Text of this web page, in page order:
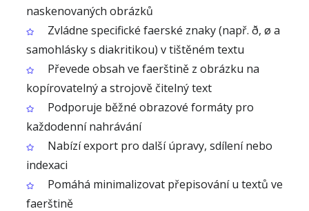
naskenovaných obrázků
Zvládne specifické faerské znaky (např. ð, ø a
samohlásky s diakritikou) v tištěném textu
Převede obsah ve faerštině z obrázku na
kopírovatelný a strojově čitelný text
Podporuje běžné obrazové formáty pro
každodenní nahrávání
Nabízí export pro další úpravy, sdílení nebo
indexaci
Pomáhá minimalizovat přepisování u textů ve
faerštině